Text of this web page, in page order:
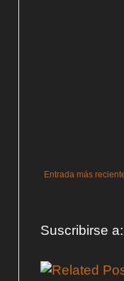
Entrada más
Suscribirse